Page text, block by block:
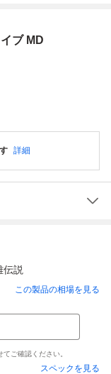
ブ MD
詳細
伝説
この製品の相場を見る
ご確認ください。
スペックを見る